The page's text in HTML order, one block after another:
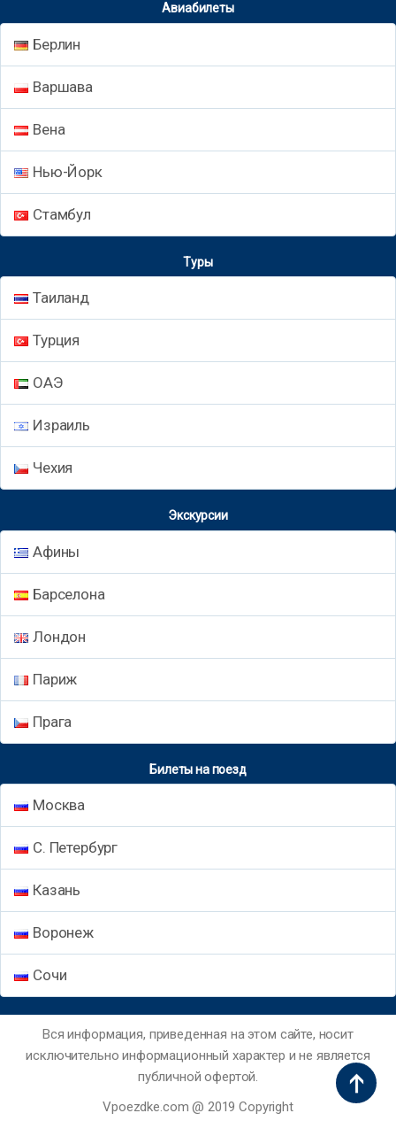
Авиабилеты
Берлин
Варшава
Вена
Нью-Йорк
Стамбул
Туры
Таиланд
Турция
ОАЭ
Израиль
Чехия
Экскурсии
Афины
Барселона
Лондон
Париж
Прага
Билеты на поезд
Москва
С. Петербург
Казань
Воронеж
Сочи
Вся информация, приведенная на этом сайте, носит
исключительно информационный характер и не является
публичной офертой.
Vpoezdke.com @ 2019 Copyright